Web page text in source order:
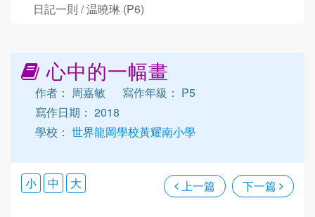
日記一則 / 温曉琳 (P6)
心中的一幅畫
作者： 周嘉敏
寫作年級： P5
寫作日期： 2018
學校： 世界龍岡學校黃耀南小學
上一篇 下一篇
小 中 大